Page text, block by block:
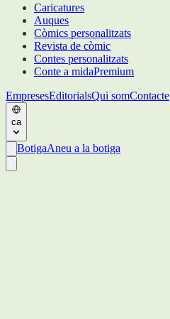
Caricatures
Auques
Còmics personalitzats
Revista de còmic
Contes personalitzats
Conte a midaPremium
EmpresesEditorialsQui somContacte
ca
BotigaAneu a la botiga